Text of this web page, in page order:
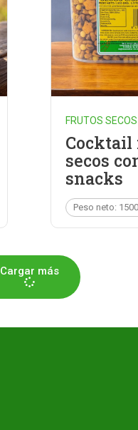
FRUTOS SECOS
Cocktail
secos
snacks
Peso neto:
Cargar más